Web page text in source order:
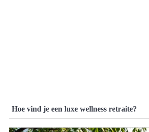
Hoe vind je een luxe wellness retraite?